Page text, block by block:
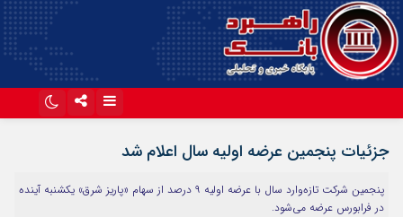
جزئیات پنجمین عرضه اولیه سال اعلام شد
پنجمین شرکت تازه‌وارد سال با عرضه اولیه ۹ درصد از سهام «پاریز شرق» یکشنبه آینده
در فرابورس عرضه می‌شود.